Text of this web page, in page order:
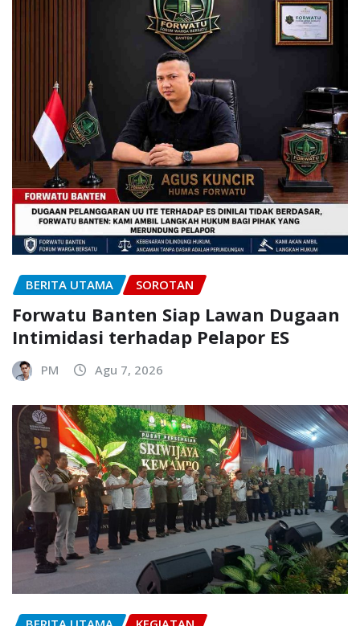
BERITA UTAMA SOROTAN
Forwatu Banten Siap Lawan Dugaan
Intimidasi terhadap Pelapor ES
PM Agu 7, 2026